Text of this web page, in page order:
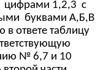
цифрами 1,2,3 с
буквами А,Б,В
в ответе таблицу
№ 6,7 и 10